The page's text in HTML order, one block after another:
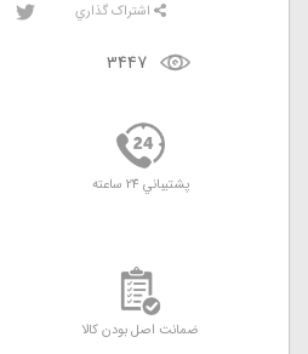
3447
اشتراک گذاري
پشتيباني 24 ساعته
ضمانت اصل بودن کالا